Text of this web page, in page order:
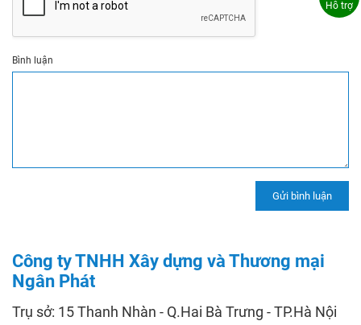
Bình luận
Công ty TNHH Xây dựng và Thương mại
Ngân Phát
Trụ sở: 15 Thanh Nhàn - Q.Hai Bà Trưng - TP.Hà Nội
Hỗ trợ